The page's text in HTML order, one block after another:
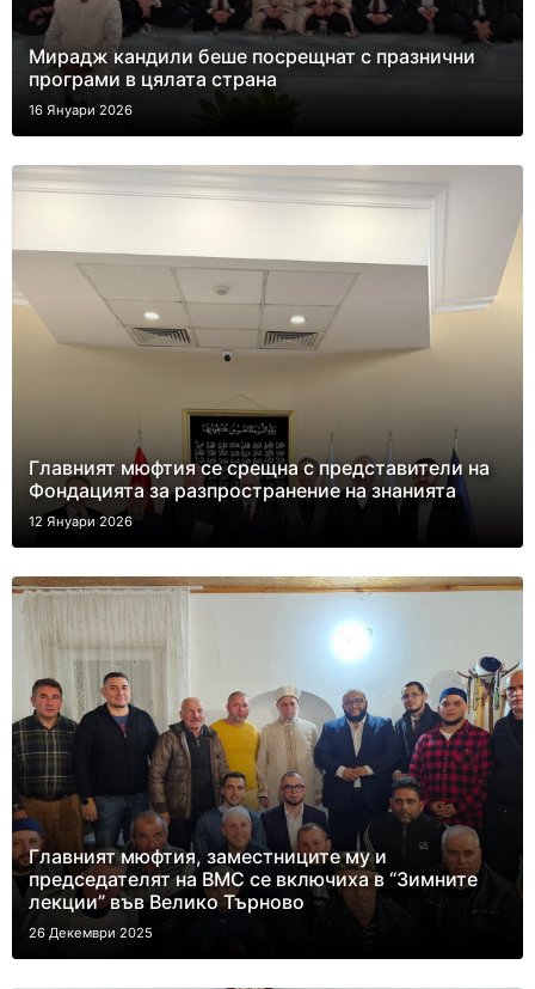
Мирадж кандили беше посрещнат с празнични
програми в цялата страна
16 Януари 2026
Главният мюфтия се срещна с представители на
Фондацията за разпространение на знанията
12 Януари 2026
Главният мюфтия, заместниците му и
председателят на ВМС се включиха в “Зимните
лекции” във Велико Търново
26 Декември 2025